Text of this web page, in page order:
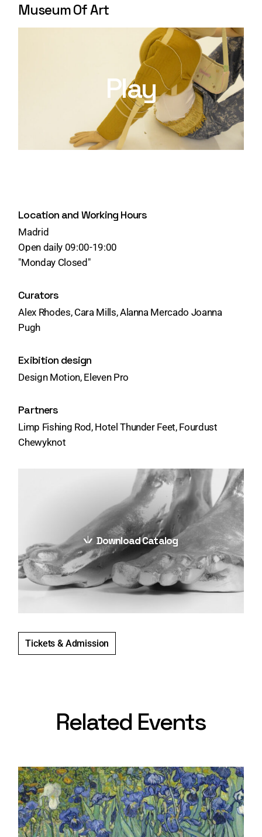
Location and Working Hours
Madrid
Open daily 09:00-19:00
"Monday Closed"
Curators
Alex Rhodes, Cara Mills, Alanna Mercado Joanna
Pugh
Exibition design
Design Motion, Eleven Pro
Partners
Limp Fishing Rod, Hotel Thunder Feet, Fourdust
Chewyknot
Download Catalog
Tickets & Admission
Museum Of Art
Play
Related Events